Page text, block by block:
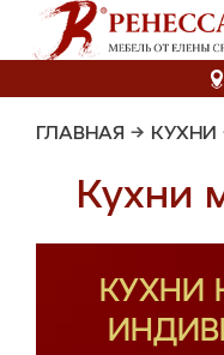
ГЛАВНАЯ → КУХНИ
Кухни
КУХНИ